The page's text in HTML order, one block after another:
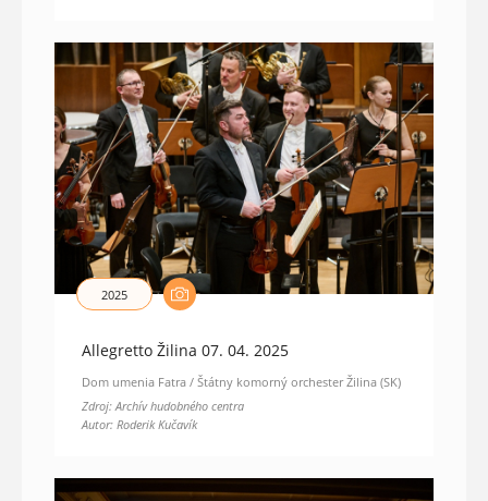
2025
Allegretto Žilina 07. 04. 2025
Dom umenia Fatra / Štátny komorný orchester Žilina (SK)
Zdroj: Archív hudobného centra
Autor: Roderik Kučavík